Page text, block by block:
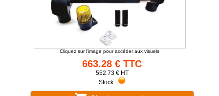
Cliquez sur l'image pour accéder aux visuels
663.28 € TTC
552.73 € HT
Stock :